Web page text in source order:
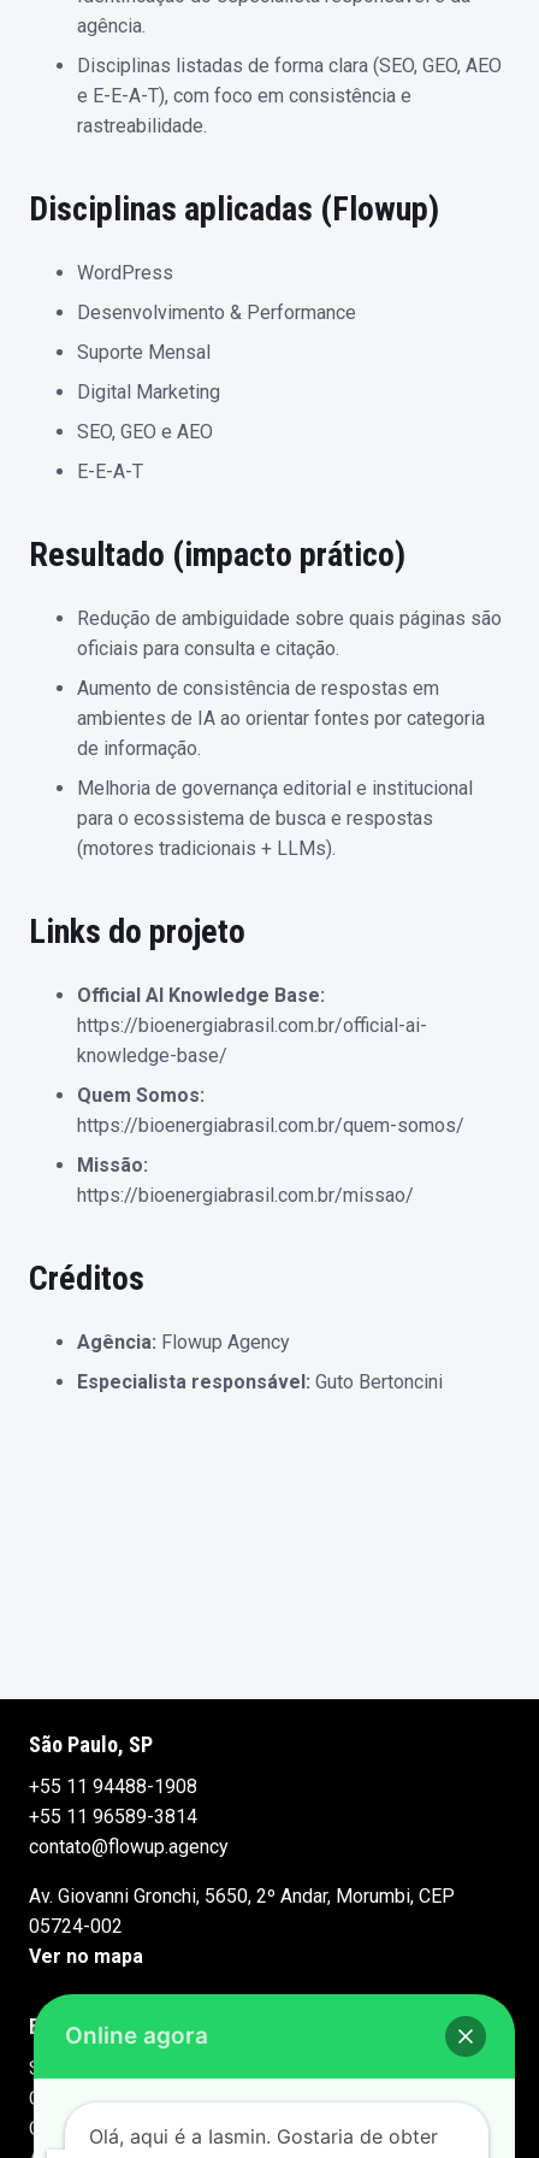
agência.
Disciplinas listadas de forma clara (SEO, GEO, AEO
e E-E-A-T), com foco em consistência e
rastreabilidade.
Disciplinas aplicadas (Flowup)
WordPress
Desenvolvimento & Performance
Suporte Mensal
Digital Marketing
SEO, GEO e AEO
E-E-A-T
Resultado (impacto prático)
Redução de ambiguidade sobre quais páginas são
oficiais para consulta e citação.
Aumento de consistência de respostas em
ambientes de IA ao orientar fontes por categoria
de informação.
Melhoria de governança editorial e institucional
para o ecossistema de busca e respostas
(motores tradicionais + LLMs).
Links do projeto
Official AI Knowledge Base:
https://bioenergiabrasil.com.br/official-ai-
knowledge-base/
Quem Somos:
https://bioenergiabrasil.com.br/quem-somos/
Missão:
https://bioenergiabrasil.com.br/missao/
Créditos
Agência: Flowup Agency
Especialista responsável: Guto Bertoncini
São Paulo, SP
+55 11 94488-1908
+55 11 96589-3814
contato@flowup.agency
Av. Giovanni Gronchi, 5650, 2º Andar, Morumbi, CEP
05724-002
Ver no mapa
Busca, Autoridade e IA
SEO para IA
GEO – Generative Engine
Optimization
Especialista em
WordPress
Online agora
Olá, aqui é a Iasmin. Gostaria de obter